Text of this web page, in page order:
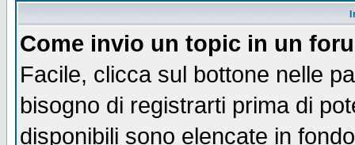
Come invio un topic in un
Facile, clicca sul bottone nelle
bisogno di registrarti prima di
disponibili sono elencate in